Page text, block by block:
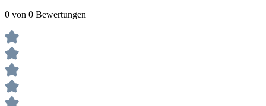
0 von 0 Bewertungen